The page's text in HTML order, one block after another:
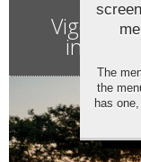
Vigo
lista
The
the
has